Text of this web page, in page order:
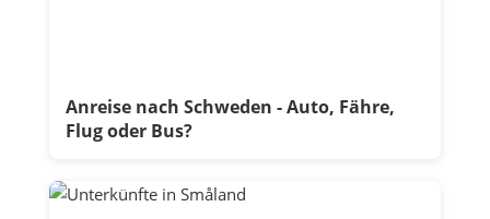
Anreise nach Schweden - Auto, Fähre,
Flug oder Bus?